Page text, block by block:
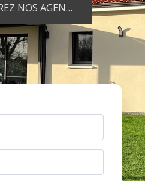
DÉCOUVREZ NOS AGENCES